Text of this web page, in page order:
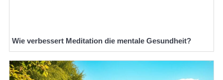
Wie verbessert Meditation die mentale Gesundheit?